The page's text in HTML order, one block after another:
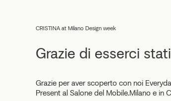
CRISTINA at Milano Design week
Grazie di esserci
Grazie per aver scoperto con noi
Present al Salone del Mobile.Milano e in